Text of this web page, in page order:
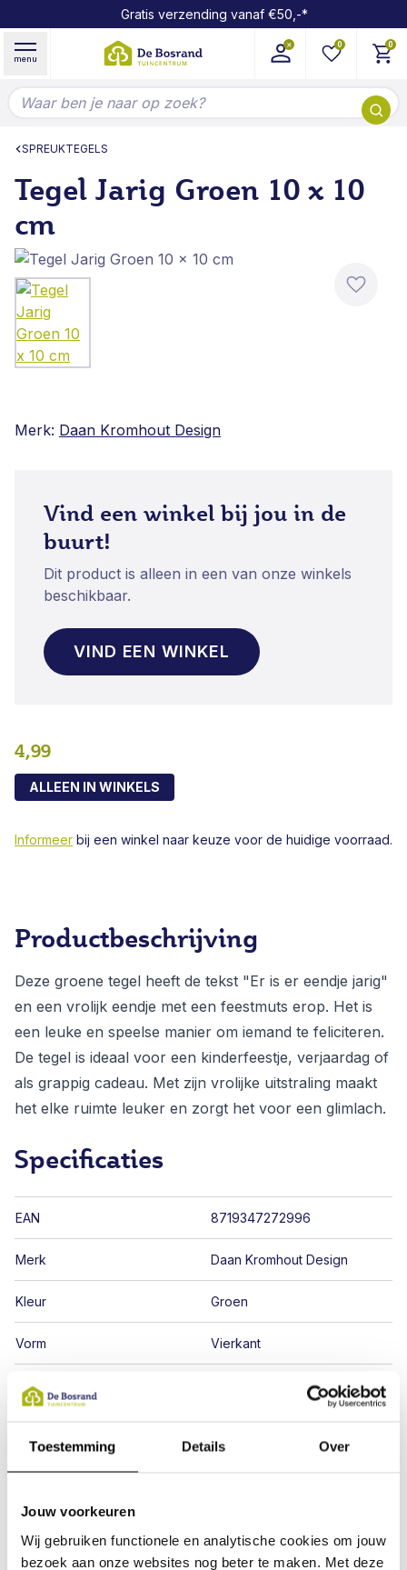
Toestemming Details Over
Jouw voorkeuren
Wij gebruiken functionele en analytische cookies om jouw
bezoek aan onze websites nog beter te maken. Met deze
Gratis verzending vanaf €50,-*
Ga naar de inhoud
menu
Doorzoek de hele winkel
0 0
SPREUKTEGELS
Tegel Jarig Groen 10 x 10
cm
Productbeschrijving
Deze groene tegel heeft de tekst "Er is er eendje jarig"
en een vrolijk eendje met een feestmuts erop. Het is
een leuke en speelse manier om iemand te feliciteren.
De tegel is ideaal voor een kinderfeestje, verjaardag of
als grappig cadeau. Met zijn vrolijke uitstraling maakt
het elke ruimte leuker en zorgt het voor een glimlach.
Specificaties
EAN 8719347272996
Merk Daan Kromhout Design
Kleur Groen
Vorm Vierkant
Geschikt voor
Toon alle specificaties
Merk: Daan Kromhout Design
Vind een winkel bij jou in de
buurt!
Dit product is alleen in een van onze winkels
beschikbaar.
VIND EEN WINKEL
4,99
ALLEEN IN WINKELS
Informeer bij een winkel naar keuze voor de huidige voorraad.